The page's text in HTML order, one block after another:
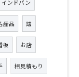
インドパン
産品 諡
板 お店
相見積もり